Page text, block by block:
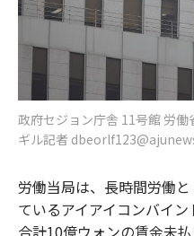
政府セジョン庁舎 11号館 労
ギル記者
労働当局は、長時間労働
ているアイアイコンバイン
合計10億ウォンの賃金未